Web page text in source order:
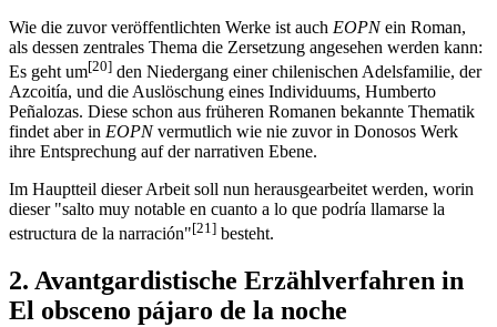
Wie die zuvor veröffentlichten Werke ist auch EOPNein Roman,
als dessen zentrales Thema die Zersetzung angesehen werden kann:
Es geht um[20] den Niedergang einer chilenischen Adelsfamilie, der
Azcoitía, und die Auslöschung eines Individuums, Humberto
Peñalozas. Diese schon aus früheren Romanen bekannte Thematik
findet aber in EOPNvermutlich wie nie zuvor in Donosos Werk
ihre Entsprechung auf der narrativen Ebene.
Im Hauptteil dieser Arbeit soll nun herausgearbeitet werden, worin
dieser "salto muy notable en cuanto a lo que podría llamarse la
estructura de la narración"[21] besteht.
2. Avantgardistische Erzählverfahren in
El obsceno pájaro de la noche